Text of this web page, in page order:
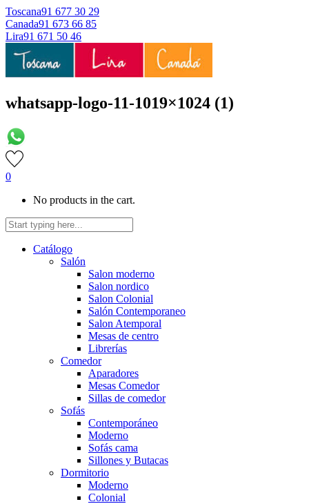
Toscana91 677 30 29
Canada91 673 66 85
Lira91 671 50 46
whatsapp-logo-11-1019×1024 (1)
0
No products in the cart.
Catálogo
Salón
Salon moderno
Salon nordico
Salon Colonial
Salón Contemporaneo
Salon Atemporal
Mesas de centro
Librerías
Comedor
Aparadores
Mesas Comedor
Sillas de comedor
Sofás
Contemporáneo
Moderno
Sofás cama
Sillones y Butacas
Dormitorio
Moderno
Colonial